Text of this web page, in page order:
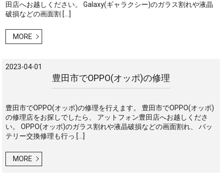
田店へお越しください。 Galaxy(ギャラクシー)のガラス割れや液晶
破損などの画面割 […]
MORE
2023-04-01
豊田市でOPPO(オッポ)の修理
豊田市でOPPO(オッポ)の修理を行えます。 豊田市でOPPO(オッポ)
の修理店をお探しでしたら、 アットフォン豊田店へお越しくださ
い。 OPPO(オッポ)のガラス割れや液晶破損などの画面割れ、 バッ
テリー交換修理も行っ […]
MORE